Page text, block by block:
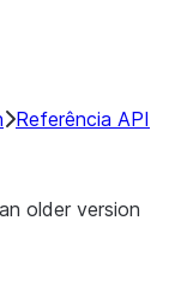
Referência API
older version